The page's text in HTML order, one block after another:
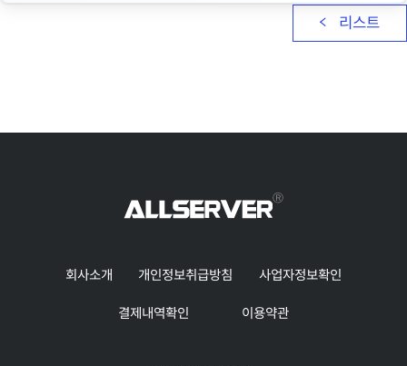
리스트
회사소개 개인정보취급방침 사업자정보확인
결제내역확인 이용약관